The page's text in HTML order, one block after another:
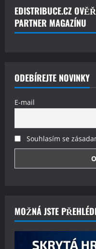
EDISTRIBUCE.CZ
PARTNER MAGAZÍNU
ODEBÍREJTE NOVINKY
E-mail
Souhlasím se
MOŽNÁ JSTE